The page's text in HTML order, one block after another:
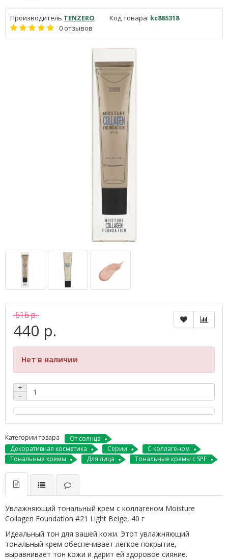
Производитель TENZERO Код товара: kc885318
0 отзывов
616 р.
440 р.
Нет в наличии
+
−
Категории товара
От солнца
Декоративная косметика
Серии
С коллагеном
Тональные кремы
Для лица Тональные кремы с SPF
Увлажняющий тональный крем с коллагеном Moisture
Collagen Foundation #21 Light Beige, 40 г
Идеальный тон для вашей кожи. Этот увлажняющий
тональный крем обеспечивает легкое покрытие,
выравнивает тон кожи и дарит ей здоровое сияние.